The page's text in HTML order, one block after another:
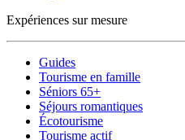
Expériences sur mesure
Guides
Tourisme en famille
Séniors 65+
Séjours romantiques
Écotourisme
Tourisme actif